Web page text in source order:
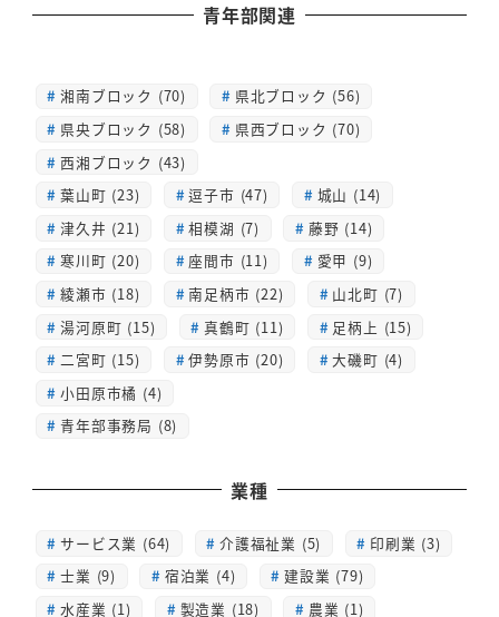
青年部関連
湘南ブロック (70)
県北ブロック (56)
県央ブロック (58)
県西ブロック (70)
西湘ブロック (43)
葉山町 (23)
逗子市 (47)
城山 (14)
津久井 (21)
相模湖 (7)
藤野 (14)
寒川町 (20)
座間市 (11)
愛甲 (9)
綾瀬市 (18)
南足柄市 (22)
山北町 (7)
湯河原町 (15)
真鶴町 (11)
足柄上 (15)
二宮町 (15)
伊勢原市 (20)
大磯町 (4)
小田原市橘 (4)
青年部事務局 (8)
業種
サービス業 (64) 介護福祉業 (5)
印刷業 (3)
士業 (9)
宿泊業 (4)
建設業 (79)
水産業 (1)
製造業 (18)
農業 (1)